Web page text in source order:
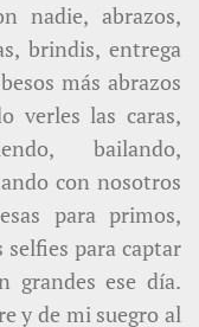
nadie, abrazos,
brindis, entrega
más abrazos
verles las caras,
bailando,
con nosotros
para primos,
para captar
grandes ese día.
y de mi suegro al